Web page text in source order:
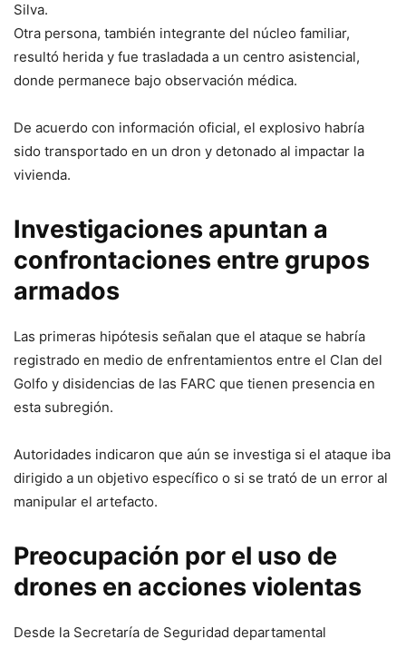
Silva.
Otra persona, también integrante del núcleo familiar,
resultó herida y fue trasladada a un centro asistencial,
donde permanece bajo observación médica.
De acuerdo con información oficial, el explosivo habría
sido transportado en un dron y detonado al impactar la
vivienda.
Investigaciones apuntan a
confrontaciones entre grupos
armados
Las primeras hipótesis señalan que el ataque se habría
registrado en medio de enfrentamientos entre el Clan del
Golfo y disidencias de las FARC que tienen presencia en
esta subregión.
Autoridades indicaron que aún se investiga si el ataque iba
dirigido a un objetivo específico o si se trató de un error al
manipular el artefacto.
Preocupación por el uso de
drones en acciones violentas
Desde la Secretaría de Seguridad departamental